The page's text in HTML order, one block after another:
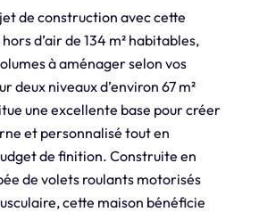
de construction avec cette
d’air de 134 m² habitables,
à aménager selon vos
deux niveaux d’environ 67 m²
une excellente base pour créer
et personnalisé tout en
de finition. Construite en
de volets roulants motorisés
cette maison bénéficie